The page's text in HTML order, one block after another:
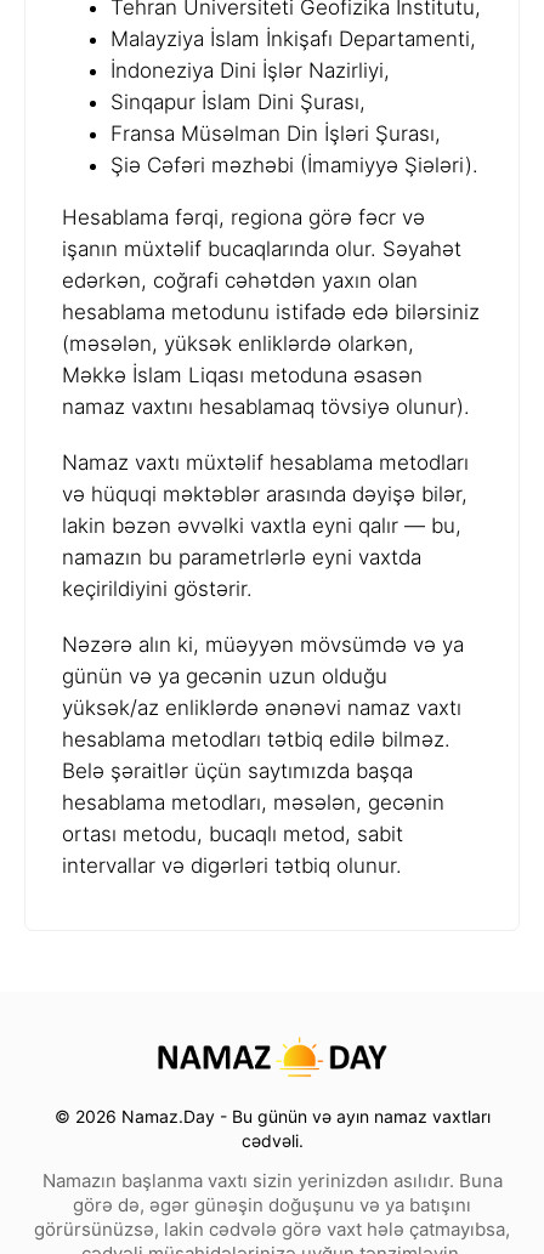
Tehran Universiteti Geofizika İnstitutu,
Malayziya İslam İnkişafı Departamenti,
İndoneziya Dini İşlər Nazirliyi,
Sinqapur İslam Dini Şurası,
Fransa Müsəlman Din İşləri Şurası,
Şiə Cəfəri məzhəbi (İmamiyyə Şiələri).
Hesablama fərqi, regiona görə fəcr və
işanın müxtəlif bucaqlarında olur. Səyahət
edərkən, coğrafi cəhətdən yaxın olan
hesablama metodunu istifadə edə bilərsiniz
(məsələn, yüksək enliklərdə olarkən,
Məkkə İslam Liqası metoduna əsasən
namaz vaxtını hesablamaq tövsiyə olunur).
Namaz vaxtı müxtəlif hesablama metodları
və hüquqi məktəblər arasında dəyişə bilər,
lakin bəzən əvvəlki vaxtla eyni qalır — bu,
namazın bu parametrlərlə eyni vaxtda
keçirildiyini göstərir.
Nəzərə alın ki, müəyyən mövsümdə və ya
günün və ya gecənin uzun olduğu
yüksək/az enliklərdə ənənəvi namaz vaxtı
hesablama metodları tətbiq edilə bilməz.
Belə şəraitlər üçün saytımızda başqa
hesablama metodları, məsələn, gecənin
ortası metodu, bucaqlı metod, sabit
intervallar və digərləri tətbiq olunur.
© 2026 Namaz.Day - Bu günün və ayın namaz vaxtları
cədvəli.
Namazın başlanma vaxtı sizin yerinizdən asılıdır. Buna
görə də, əgər günəşin doğuşunu və ya batışını
görürsünüzsə, lakin cədvələ görə vaxt hələ çatmayıbsa,